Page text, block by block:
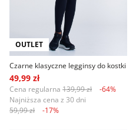
OUTLET
Czarne klasyczne legginsy do kostki
49,99 zł
Cena regularna 139,99 zł
-64%
Najniższa cena z 30 dni
59,99 zł
-17%